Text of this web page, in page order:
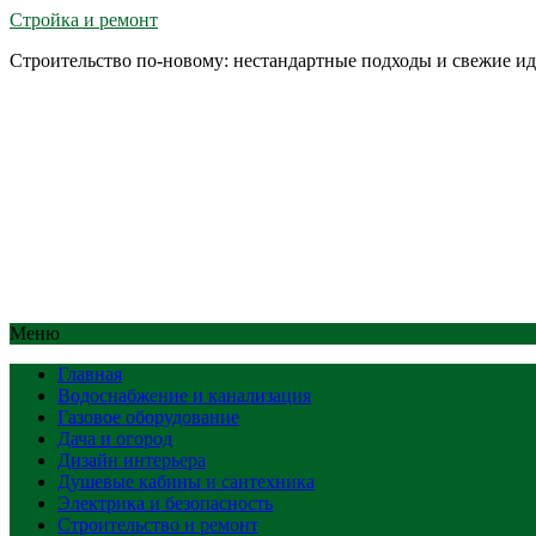
Стройка и ремонт
Строительство по-новому: нестандартные подходы и свежие
Меню
Главная
Водоснабжение и канализация
Газовое оборудование
Дача и огород
Дизайн интерьера
Душевые кабины и сантехника
Электрика и безопасность
Строительство и ремонт